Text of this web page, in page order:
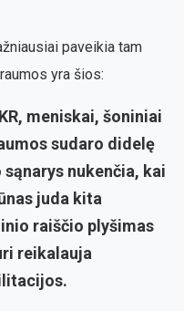
paveikia tam
yra šios:
meniskai, šoniniai
sudaro didelę
nukenčia, kai
juda kita
raiščio plyšimas
reikalauja